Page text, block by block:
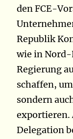
den FCE-
Republik
wie in Nord-
Regierung
schaffen,
sondern
exportieren.
Delegation